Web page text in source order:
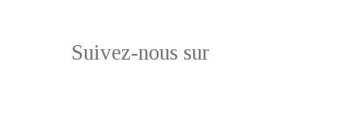
Suivez-nous sur